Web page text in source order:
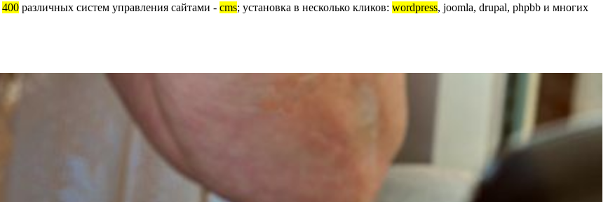
400 различных систем управления сайтами - cms; установка в несколько кликов: wordpress, joomla, drupal, phpbb и многих